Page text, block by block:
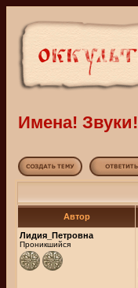
Имена!
Автор
Лидия_Петровна
Проникшийся